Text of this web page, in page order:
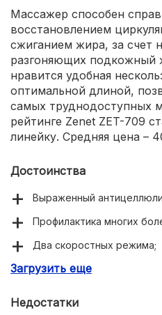
Массажер способен
восстановлением
сжиганием жира, за счет
разгоняющих подкожный
нравится удобная
оптимальной длиной,
самых труднодоступных
рейтинге Zenet ZET-709
линейку. Средняя цена –
Достоинства
Выраженный
Профилактика многих
Два скоростных режима;
3 насадки;
Загрузить еще
Недостатки